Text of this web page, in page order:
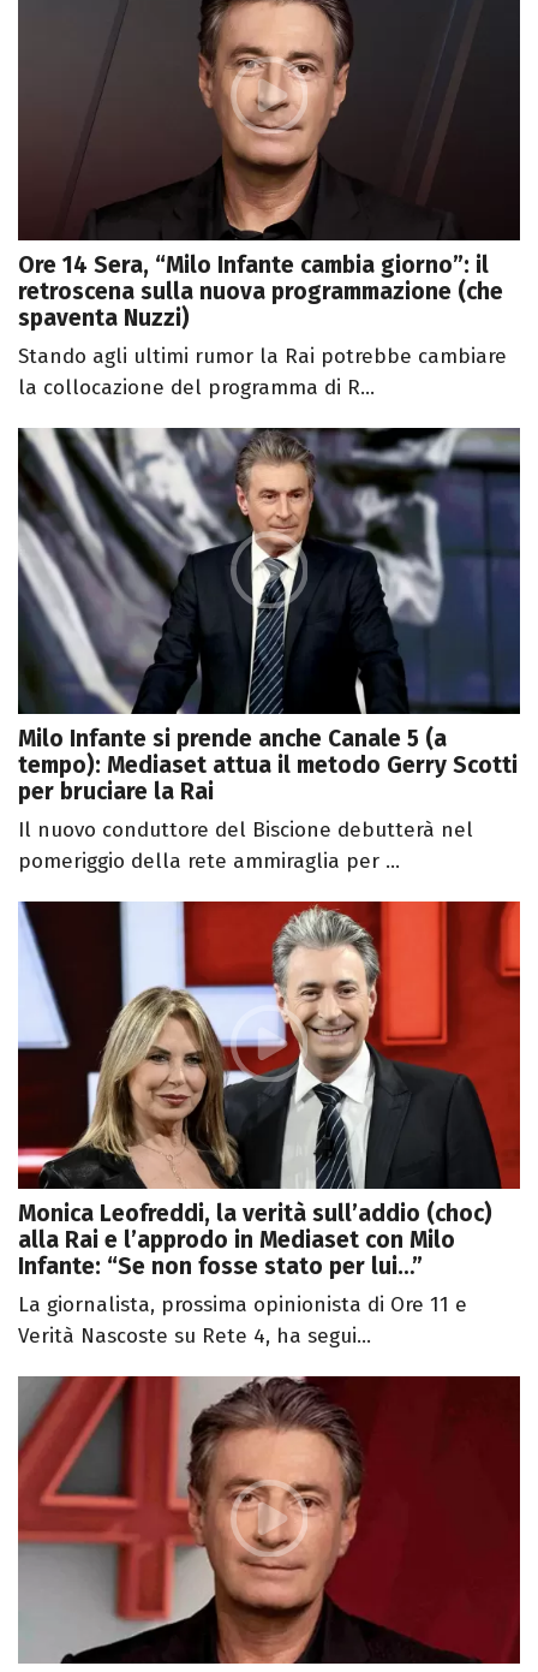
Ore 14 Sera, “Milo Infante cambia giorno”: il
retroscena sulla nuova programmazione (che
spaventa Nuzzi)
Stando agli ultimi rumor la Rai potrebbe cambiare
la collocazione del programma di R...
Milo Infante si prende anche Canale 5 (a
tempo): Mediaset attua il metodo Gerry Scotti
per bruciare la Rai
Il nuovo conduttore del Biscione debutterà nel
pomeriggio della rete ammiraglia per ...
Monica Leofreddi, la verità sull’addio (choc)
alla Rai e l’approdo in Mediaset con Milo
Infante: “Se non fosse stato per lui…”
La giornalista, prossima opinionista di Ore 11 e
Verità Nascoste su Rete 4, ha segui...